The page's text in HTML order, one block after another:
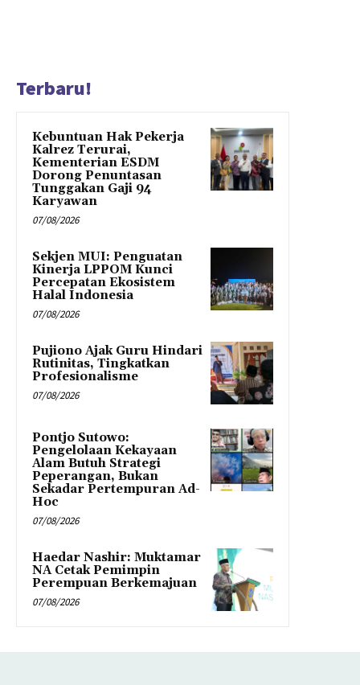
Terbaru!
Kebuntuan Hak Pekerja
Kalrez Terurai,
Kementerian ESDM
Dorong Penuntasan
Tunggakan Gaji 94
Karyawan
07/08/2026
Sekjen MUI: Penguatan
Kinerja LPPOM Kunci
Percepatan Ekosistem
Halal Indonesia
07/08/2026
Pujiono Ajak Guru Hindari
Rutinitas, Tingkatkan
Profesionalisme
07/08/2026
Pontjo Sutowo:
Pengelolaan Kekayaan
Alam Butuh Strategi
Peperangan, Bukan
Sekadar Pertempuran Ad-
Hoc
07/08/2026
Haedar Nashir: Muktamar
NA Cetak Pemimpin
Perempuan Berkemajuan
07/08/2026